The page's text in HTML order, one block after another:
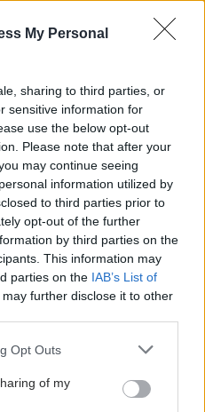
My Personal
sharing to third parties, or
sensitive information for
use the below opt-out
Please note that after your
may continue seeing
information utilized by
to third parties prior to
opt-out of the further
by third parties on the
This information may
parties on the IAB’s List of
may further disclose it to other
uses one or more Google
behaviour. You may click to
and its third-party tags to
Opt Outs
of my
ανευρύσματος
Μυλωνάκης - Το
ανακοινωθέν από το
νοσοκομείο
"Ευαγγελισμός"
Ανεύρυσμα κοιλιακής
αορτής: Παράγοντες
κινδύνου, συμπτώματα
και θεραπεία
προστατεύει την αορτή